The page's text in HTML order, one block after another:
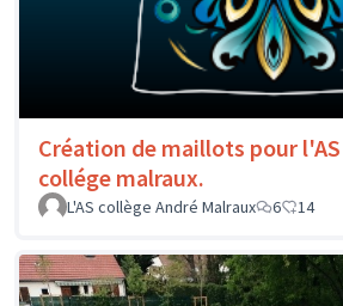
Création de maillots pour
collége malraux.
L'AS collège André Malraux
6 14